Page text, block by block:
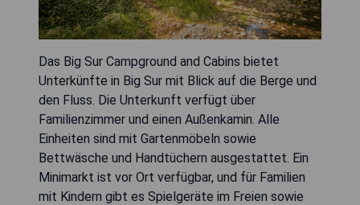
Das Big Sur Campground and Cabins bietet
Unterkünfte in Big Sur mit Blick auf die Berge und
den Fluss. Die Unterkunft verfügt über
Familienzimmer und einen Außenkamin. Alle
Einheiten sind mit Gartenmöbeln sowie
Bettwäsche und Handtüchern ausgestattet. Ein
Minimarkt ist vor Ort verfügbar, und für Familien
mit Kindern gibt es Spielgeräte im Freien sowie